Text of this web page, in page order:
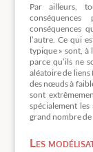
Par ailleurs,
conséquences
l’autre. Ce qui
typique » sont, à
parce qu’ils ne
aléatoire de liens
des nœuds à
sont
spécialement
grand nombre de
Les